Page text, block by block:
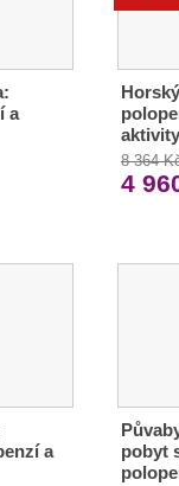
a
aktivity
8 364
4
a
pobyt